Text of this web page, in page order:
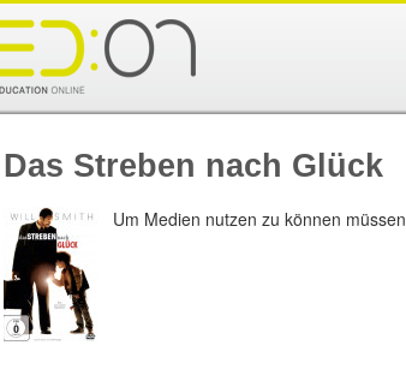
Das Streben nach Glück
Um Medien nutzen zu können